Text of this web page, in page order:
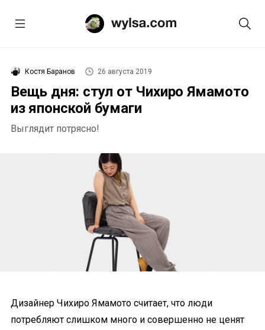
Костя Баранов 26 августа 2019
Вещь дня: стул от Чихиро Ямамото
из японской бумаги
Выглядит потрясно!
Дизайнер Чихиро Ямамото считает, что люди
потребляют слишком много и совершенно не ценят